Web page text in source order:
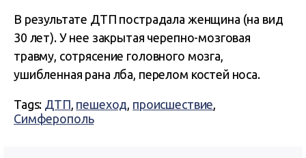
В результате ДТП пострадала женщина (на вид
30 лет). У нее закрытая черепно-мозговая
травму, сотрясение головного мозга,
ушибленная рана лба, перелом костей носа.
Tags: ДТП, пешеход, происшествие,
Симферополь